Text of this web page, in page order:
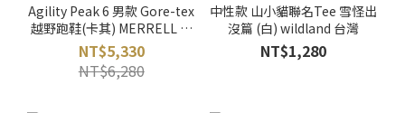
Agility Peak 6 男款 Gore-tex
越野跑鞋(卡其) MERRELL 美
國
NT$5,330
NT$6,280
中性款 山小貓聯名Tee 雪怪出
沒篇 (白) wildland 台灣
NT$1,280